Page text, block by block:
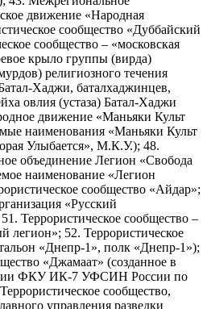
движение «Народная
сообщество «Дуббайский
сообщество – «московская
крыло группы (вирда)
религиозного течения
Хаджи, баталхаджинцев,
овлия (устаза) Батал-Хаджи
движение «Маньяки Культ
наименования «Маньяки Культ
Улыбается», М.К.У.); 48.
объединение Легион «Свобода
наименование «Легион
сообщество «Айдар»;
«Русский
Террористическое сообщество –
легион»; 52. Террористическое
«Днепр-1», полк «Днепр-1»);
«Джамаат» (созданное в
ФКУ ИК-7 УФСИН России по
сообщество,
управления разведки